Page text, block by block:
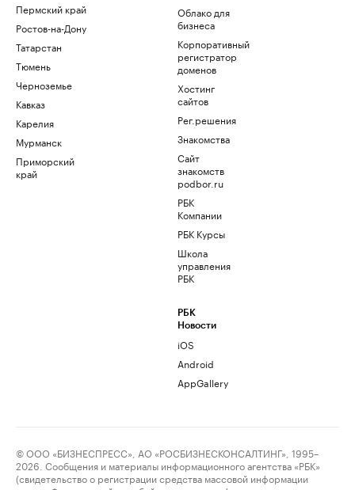
Пермский край
Ростов-на-Дону
Татарстан
Тюмень
Черноземье
Кавказ
Карелия
Мурманск
Приморский
край
Облако для
бизнеса
Корпоративный
регистратор
доменов
Хостинг
сайтов
Рег.решения
Знакомства
Сайт
знакомств
podbor.ru
РБК
Компании
РБК Курсы
Школа
управления
РБК
РБК
Новости
iOS
Android
AppGallery
© ООО «БИЗНЕСПРЕСС», АО «РОСБИЗНЕСКОНСАЛТИНГ», 1995–
2026. Сообщения и материалы информационного агентства «РБК»
(свидетельство о регистрации средства массовой информации